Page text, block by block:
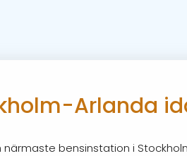
Arlanda
bensinstation i